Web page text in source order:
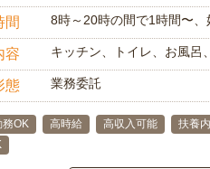
間 8時～20時の間で1時間〜
容 キッチン、トイレ、お風呂
態 業務委託
務OK 高時給 高収入可能 扶養